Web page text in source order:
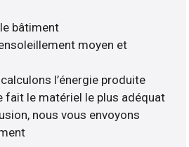
bâtiment
moyen et
l’énergie produite
fait le matériel le plus adéquat
nous vous envoyons